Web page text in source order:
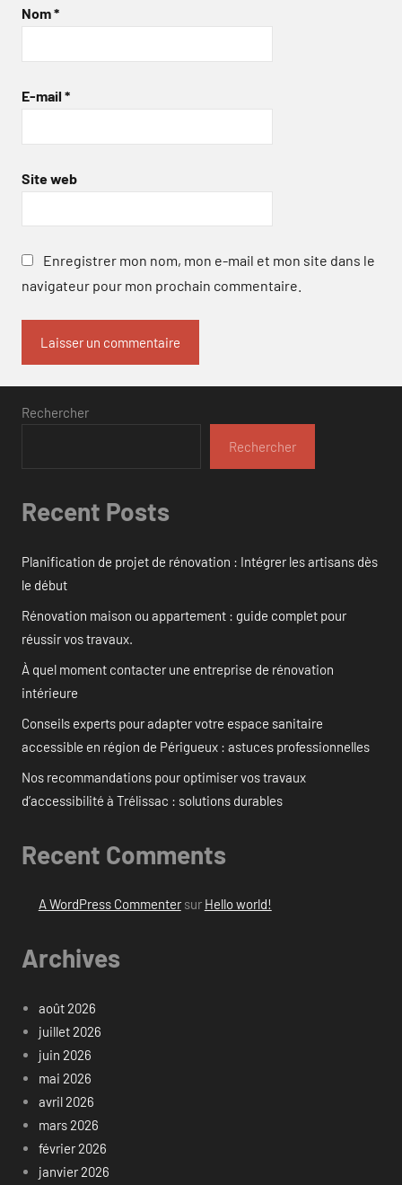
Nom*
E-mail *
Site web
Enregistrer mon nom, mon e-mail et mon site dans le
navigateur pour mon prochain commentaire.
Rechercher
Rechercher
Recent Posts
Planification de projet de rénovation : Intégrer les artisans dès
le début
Rénovation maison ou appartement : guide complet pour
réussir vos travaux.
À quel moment contacter une entreprise de rénovation
intérieure
Conseils experts pour adapter votre espace sanitaire
accessible en région de Périgueux : astuces professionnelles
Nos recommandations pour optimiser vos travaux
d’accessibilité à Trélissac : solutions durables
Recent Comments
A WordPress Commentersur Hello world!
Archives
août 2026
juillet 2026
juin 2026
mai 2026
avril 2026
mars 2026
février 2026
janvier 2026